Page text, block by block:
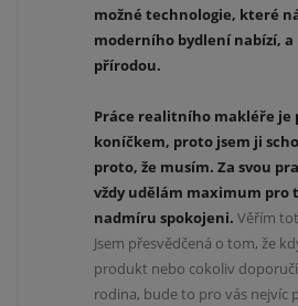
možné technologie, které
moderního bydlenínabízí, a
přírodou.
Práce realitního makléře je
koníčkem, proto jsem ji
proto, že musím. Za svou
vždy udělám maximum pro
nadmíru spokojeni. Věřím
Jsem přesvědčená o tom, že
produkt nebo cokoliv
rodina, bude to pro vás nejvíc